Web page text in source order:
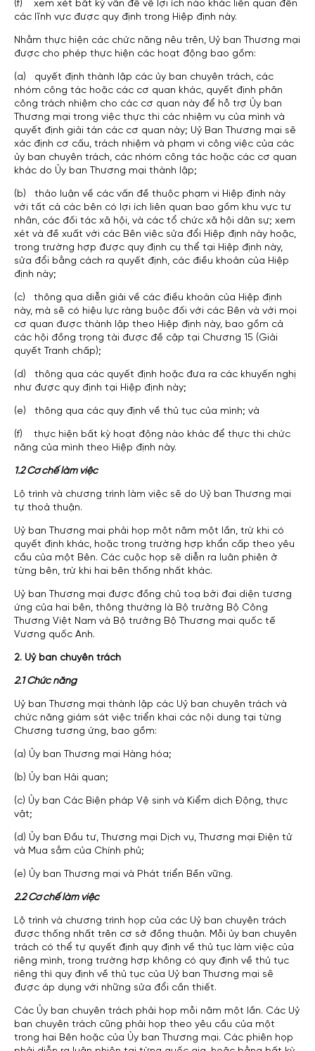
(f) xem xét bất kỳ vấn đề về lợi ích nào khác liên quan đến
các lĩnh vực được quy định trong Hiệp định này.
Nhằm thực hiện các chức năng nêu trên, Uỷ ban Thương mại
được cho phép thực hiện các hoạt động bao gồm:
(a) quyết định thành lập các ủy ban chuyên trách, các
nhóm công tác hoặc các cơ quan khác, quyết định phân
công trách nhiệm cho các cơ quan này để hỗ trợ Ủy ban
Thương mại trong việc thực thi các nhiệm vụ của mình và
quyết định giải tán các cơ quan này; Uỷ Ban Thương mại sẽ
xác định cơ cấu, trách nhiệm và phạm vi công việc của các
ủy ban chuyên trách, các nhóm công tác hoặc các cơ quan
khác do Ủy ban Thương mại thành lập;
(b) thảo luận về các vấn đề thuộc phạm vi Hiệp định này
với tất cả các bên có lợi ích liên quan bao gồm khu vực tư
nhân, các đối tác xã hội, và các tổ chức xã hội dân sự; xem
xét và đề xuất với các Bên việc sửa đổi Hiệp định này hoặc,
trong trường hợp được quy định cụ thể tại Hiệp định này,
sửa đổi bằng cách ra quyết định, các điều khoản của Hiệp
định này;
(c) thông qua diễn giải về các điều khoản của Hiệp định
này, mà sẽ có hiệu lực ràng buộc đối với các Bên và với mọi
cơ quan được thành lập theo Hiệp định này, bao gồm cả
các hội đồng trọng tài được đề cập tại Chương 15 (Giải
quyết Tranh chấp);
(d) thông qua các quyết định hoặc đưa ra các khuyến nghị
như được quy định tại Hiệp định này;
(e) thông qua các quy định về thủ tục của mình; và
(f) thực hiện bất kỳ hoạt động nào khác để thực thi chức
năng của mình theo Hiệp định này.
1.2 Cơ chế làm việc
Lộ trình và chương trình làm việc sẽ do Uỷ ban Thương mại
tự thoả thuận.
Uỷ ban Thương mại phải họp một năm một lần, trừ khi có
quyết định khác, hoặc trong trường hợp khẩn cấp theo yêu
cầu của một Bên. Các cuộc họp sẽ diễn ra luân phiên ở
từng bên, trừ khi hai bên thống nhất khác.
Uỷ ban Thương mại được đồng chủ toạ bởi đại diện tương
ứng của hai bên, thông thường là Bộ trưởng Bộ Công
Thương Việt Nam và Bộ trưởng Bộ Thương mại quốc tế
Vương quốc Anh.
2. Uỷ ban chuyên trách
2.1 Chức năng
Uỷ ban Thương mại thành lập các Uỷ ban chuyên trách và
chức năng giám sát việc triển khai các nội dung tại từng
Chương tương ứng, bao gồm:
(a) Ủy ban Thương mại Hàng hóa;
(b) Ủy ban Hải quan;
(c) Ủy ban Các Biện pháp Vệ sinh và Kiểm dịch Động, thực
vật;
(d) Ủy ban Đầu tư, Thương mại Dịch vụ, Thương mại Điện tử
và Mua sắm của Chính phủ;
(e) Ủy ban Thương mại và Phát triển Bền vững.
2.2 Cơ chế làm việc
Lộ trình và chương trình họp của các Uỷ ban chuyên trách
được thống nhất trên cơ sở đồng thuận. Mỗi ủy ban chuyên
trách có thể tự quyết định quy định về thủ tục làm việc của
riêng mình, trong trường hợp không có quy định về thủ tục
riêng thì quy định về thủ tục của Uỷ ban Thương mại sẽ
được áp dụng với những sửa đổi cần thiết.
Các Ủy ban chuyên trách phải họp mỗi năm một lần. Các Uỷ
ban chuyên trách cũng phải họp theo yêu cầu của một
trong hai Bên hoặc của Ủy ban Thương mại. Các phiên họp